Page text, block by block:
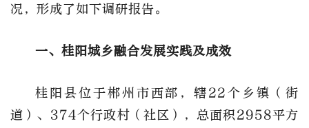
况，形成了如下调研报告。
一、桂阳城乡融合发展实践及成效
桂阳县位于郴州市西部，辖22个乡镇（街
道）、374个行政村（社区），总面积2958平方